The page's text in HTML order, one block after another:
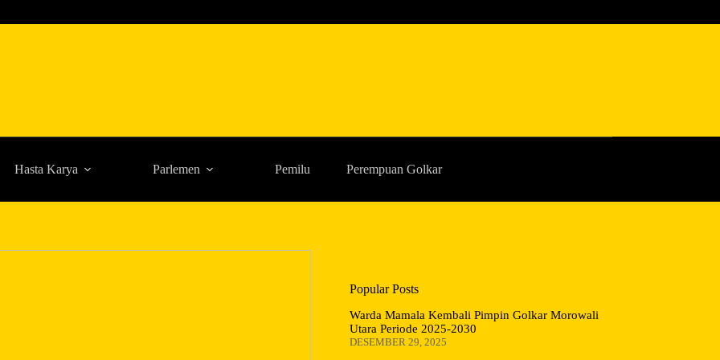
Hasta Karya Parlemen Pemilu Perempuan Golkar
Popular Posts
Warda Mamala Kembali Pimpin Golkar Morowali
Utara Periode 2025-2030
DESEMBER 29, 2025